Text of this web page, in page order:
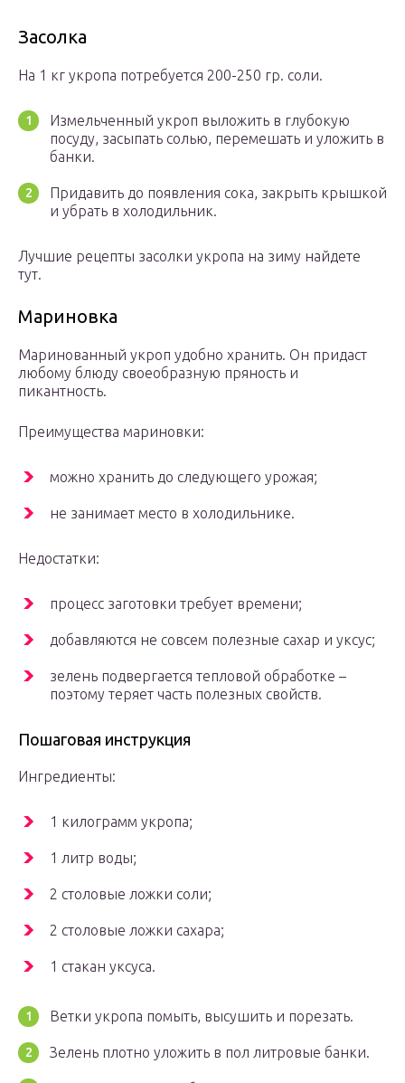
Засолка
На 1 кг укропа потребуется 200-250 гр. соли.
Измельченный укроп выложить в глубокую
посуду, засыпать солью, перемешать и уложить в
банки.
Придавить до появления сока, закрыть крышкой
и убрать в холодильник.
Лучшие рецепты засолки укропа на зиму найдете
тут.
Мариновка
Маринованный укроп удобно хранить. Он придаст
любому блюду своеобразную пряность и
пикантность.
Преимущества мариновки:
можно хранить до следующего урожая;
не занимает место в холодильнике.
Недостатки:
процесс заготовки требует времени;
добавляются не совсем полезные сахар и уксус;
зелень подвергается тепловой обработке –
поэтому теряет часть полезных свойств.
Пошаговая инструкция
Ингредиенты:
1 килограмм укропа;
1 литр воды;
2 столовые ложки соли;
2 столовые ложки сахара;
1 стакан уксуса.
Ветки укропа помыть, высушить и порезать.
Зелень плотно уложить в пол литровые банки.